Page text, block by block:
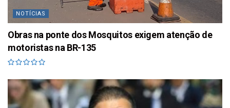
NOTÍCIAS
Obras na ponte dos Mosquitos exigem atenção de
motoristas na BR-135